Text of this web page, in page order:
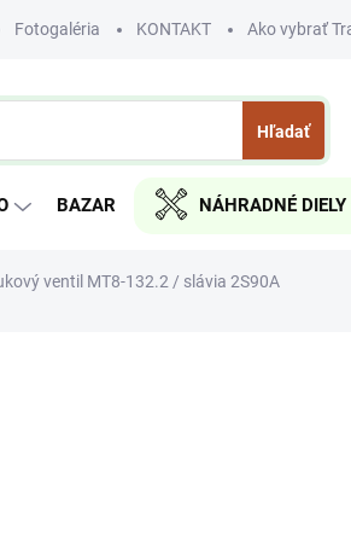
Fotogaléria KONTAKT Ako vybrať
Hľadať
BAZAR NÁHRADNÉ DIELY
ventil MT8-132.2 / slávia 2S90A